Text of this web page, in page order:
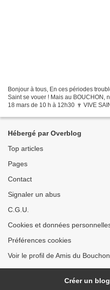
Bonjour à tous, En ces périodes
Saint se vouer ! Mais au BOUCHON,
18 mars de 10 h à 12h30 🍷 VIVE
Hébergé par Overblog
Top articles
Pages
Contact
Signaler un abus
C.G.U.
Cookies et données
Préférences cookies
Voir le profil de Amis du
Créer un